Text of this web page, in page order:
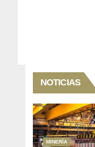
NOTICIAS
MINERÍA